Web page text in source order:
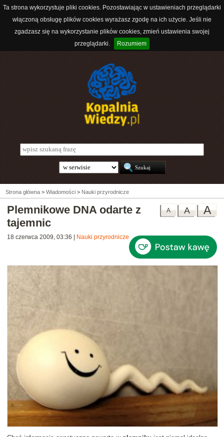
Ta strona wykorzystuje pliki cookies. Pozostawiając w ustawieniach przeglądarki
włączoną obsługę plików cookies wyrażasz zgodę na ich użycie. Jeśli nie
zgadzasz się na wykorzystanie plików cookies, zmień ustawienia swojej
przeglądarki.
Rozumiem
Strona główna > Wiadomości > Nauki przyrodnicze
A
A
A
Plemnikowe DNA odarte z
tajemnic
18 czerwca 2009, 03:36 Nauki przyrodnicze